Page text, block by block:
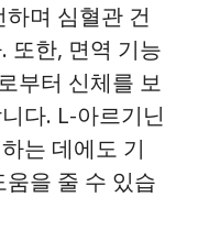
며 심혈관 건
또한, 면역 기능
부터 신체를 보
다. L-아르기닌
는 데에도 기
을 줄 수 있습